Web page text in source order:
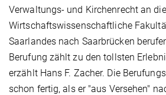
Verwaltungs- und Kirchenrecht an
Wirtschaftswissenschaftliche
Saarlandes nach Saarbrücken
Berufung zählt zu den tollsten
erzählt Hans F. Zacher. Die
schon fertig, als er "aus Versehen"